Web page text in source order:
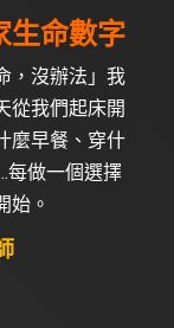
命數字
，沒辦法」我
從我們起床開
麼早餐、穿什
每做一個選擇
始。